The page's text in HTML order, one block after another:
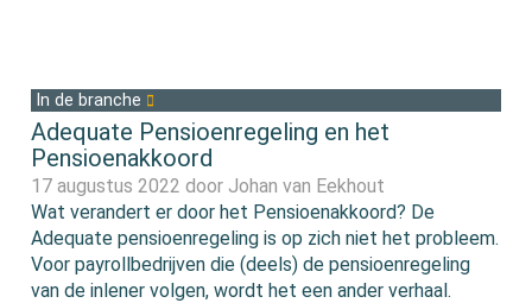
In de branche
Adequate Pensioenregeling en het
Pensioenakkoord
17 augustus 2022 door Johan van Eekhout
Wat verandert er door het Pensioenakkoord? De
Adequate pensioenregeling is op zich niet het probleem.
Voor payrollbedrijven die (deels) de pensioenregeling
van de inlener volgen, wordt het een ander verhaal.